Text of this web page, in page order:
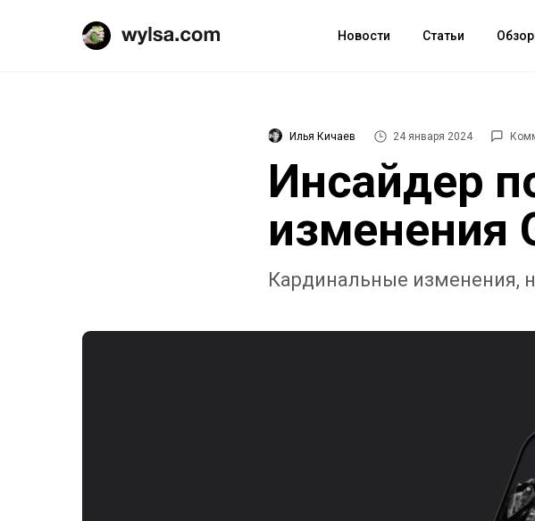
Новости Статьи
Илья Кичаев 24 января 2024
Инсайдер
изменения
Кардинальные изменения,